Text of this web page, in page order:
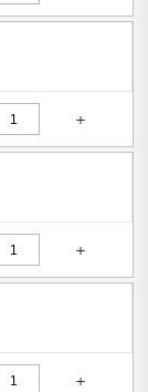
+
+
+